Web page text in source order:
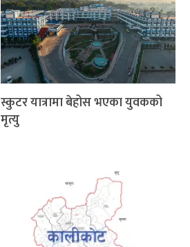
स्कुटर यात्रामा बेहोस भएका युवकको
मृत्यु